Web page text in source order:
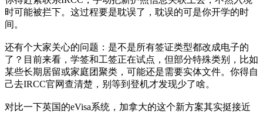
时可能被拦下。这过程要是耽误了，耽误的可是你开学的时
间。
还有个大家关心的问题：是不是所有签证类型都改成电子的
了？目前来看，学签和工签正在试点，但部分特殊类别，比如
某些长期居留或家庭团聚类，可能还是需要实体文件。你得自
己去IRCC官网查清楚，别等到登机才发现少了啥。
对比一下英国的eVisa系统，加拿大的这个新方案其实挺接近